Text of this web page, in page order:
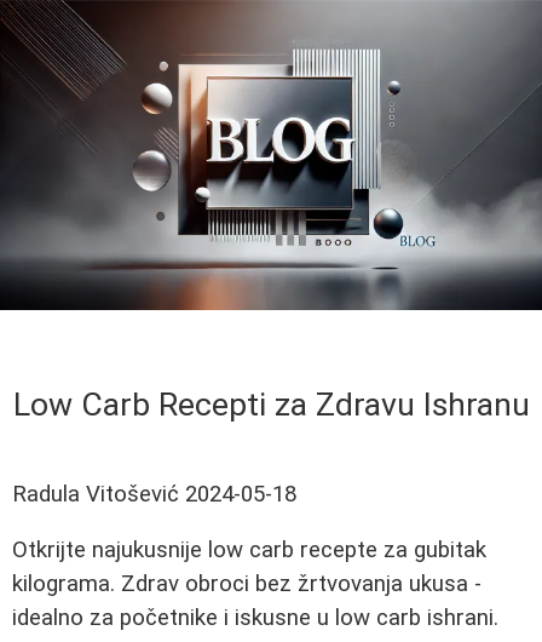
Low Carb Recepti za Zdravu Ishranu
Radula Vitošević 2024-05-18
Otkrijte najukusnije low carb recepte za gubitak
kilograma. Zdrav obroci bez žrtvovanja ukusa -
idealno za početnike i iskusne u low carb ishrani.